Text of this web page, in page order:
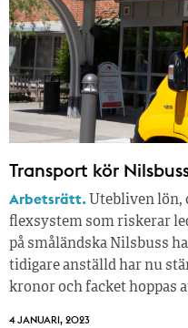
Transport kör
Arbetsrätt. Utebliven lön,
flexsystem som riskerar
på småländska Nilsbuss
tidigare anställd har nu
kronor och facket hoppas
4 JANUARI, 2023